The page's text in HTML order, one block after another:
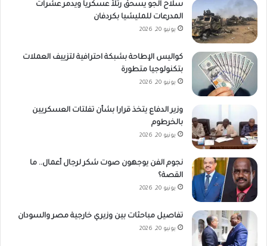
سلاح الجو يسحق رتلاً عسكرياً ويدمر عشرات
المدرعات للمليشيا بكردفان
يونيو 20, 2026
كواليس الإطاحة بشبكة احترافية لتزييف العملات
بتكنولوجيا متطورة
يونيو 20, 2026
وزير الدفاع يتخذ قرارا بشأن تفلتات العسكريين
بالخرطوم
يونيو 20, 2026
نجوم الفن يوجهون صوت شكر لرجال أعمال.. ما
القصة؟
يونيو 20, 2026
تفاصيل مباحثات بين وزيري خارجية مصر والسودان
يونيو 20, 2026